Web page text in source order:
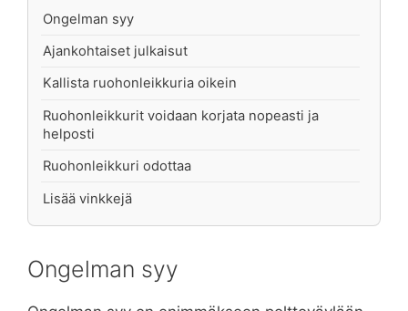
Ongelman syy
Ajankohtaiset julkaisut
Kallista ruohonleikkuria oikein
Ruohonleikkurit voidaan korjata nopeasti ja
helposti
Ruohonleikkuri odottaa
Lisää vinkkejä
Ongelman syy